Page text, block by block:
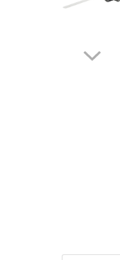
Biscuiti Bio pentru
Hidratare Adulti